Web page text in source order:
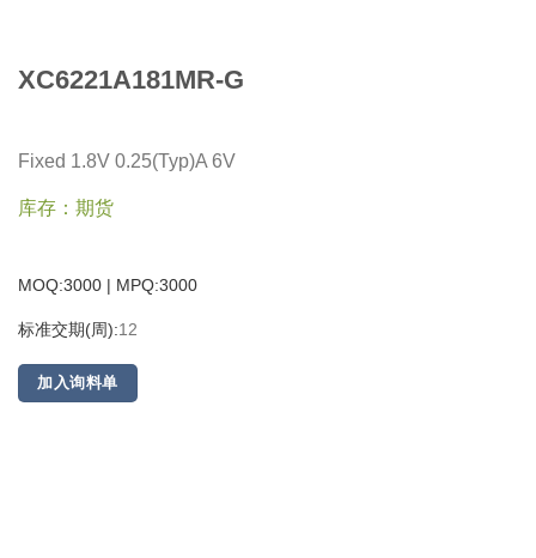
XC6221A181MR-G
Fixed 1.8V 0.25(Typ)A 6V
库存：期货
MOQ:3000 | MPQ:3000
标准交期(周):12
加入询料单